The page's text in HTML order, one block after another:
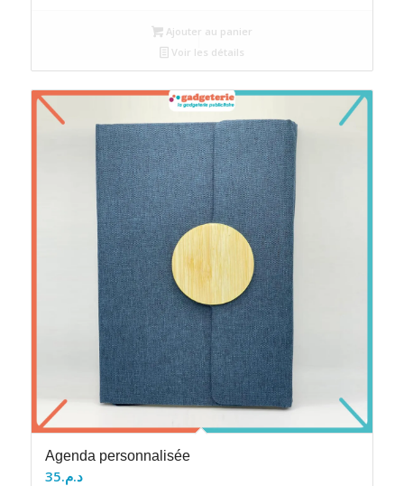
Ajouter au panier
Voir les détails
Agenda personnalisée
د.م.35